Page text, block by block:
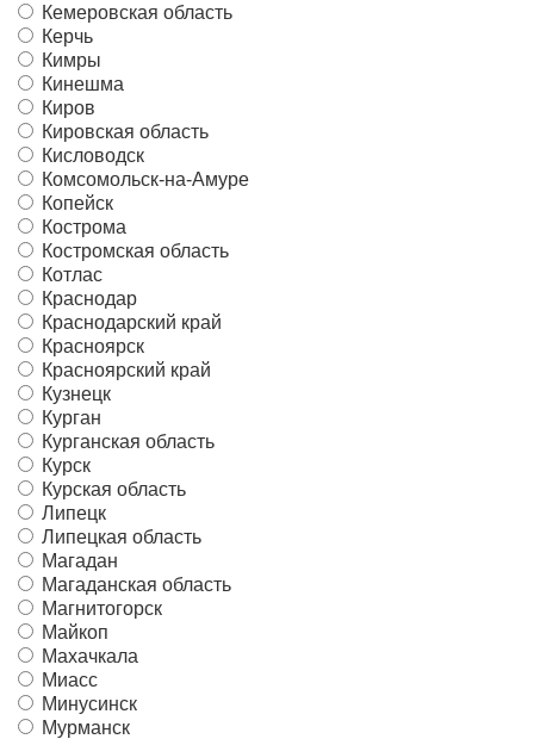
Кемеровская область
Керчь
Кимры
Кинешма
Киров
Кировская область
Кисловодск
Комсомольск-на-Амуре
Копейск
Кострома
Костромская область
Котлас
Краснодар
Краснодарский край
Красноярск
Красноярский край
Кузнецк
Курган
Курганская область
Курск
Курская область
Липецк
Липецкая область
Магадан
Магаданская область
Магнитогорск
Майкоп
Махачкала
Миасс
Минусинск
Мурманск